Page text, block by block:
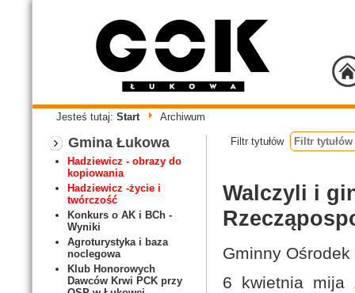
Jesteś tutaj: Start Archiwum
Gmina Łukowa
Hadziewicz - obrazy do
kopiowania
Hadziewicz -życie i
twórczość
Konkurs o AK i BCh -
Wyniki
Agroturystyka i baza
noclegowa
Klub Honorowych
Dawców Krwi PCK przy
Filtr tytułów
Walczyli i
Gminny
6 kwietnia mija